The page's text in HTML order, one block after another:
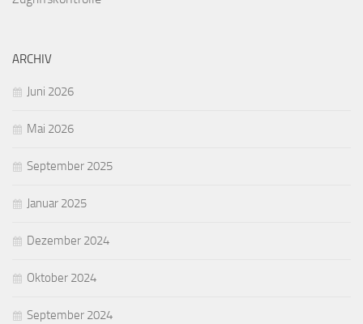
ARCHIV
Juni 2026
Mai 2026
September 2025
Januar 2025
Dezember 2024
Oktober 2024
September 2024